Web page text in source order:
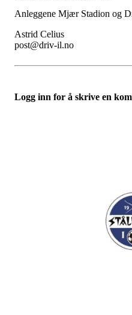
Anleggene Mjær Stadion og
Astrid Celius
post@driv-il.no
Logg inn for å skrive en